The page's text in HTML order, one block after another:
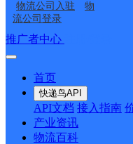
物流公司入驻
物
流公司登录
推广者中心
首页
快递鸟API
API文档 接入指南
产业资讯
物流百科
派送范围:-
万达邮政
邮政国内